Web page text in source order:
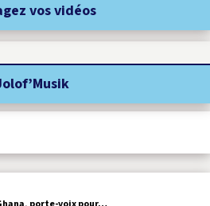
vos vidéos